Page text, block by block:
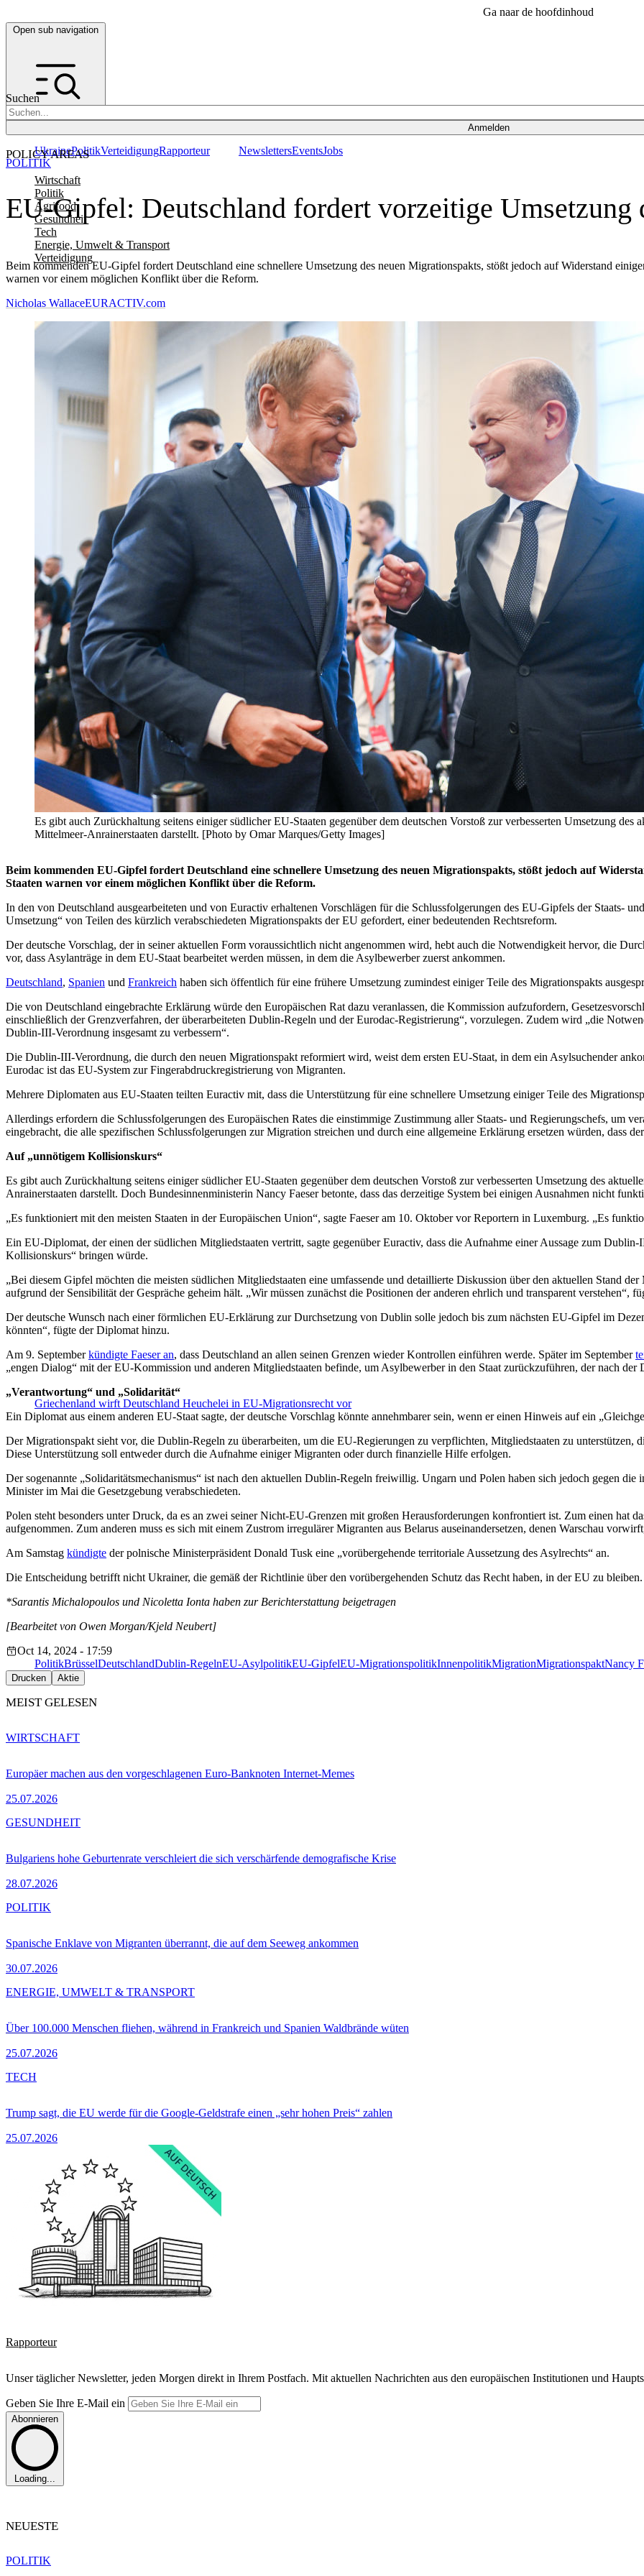
Ga naar de hoofdinhoud
Open sub navigation
Suchen
Anmelden
POLICY AREAS
Wirtschaft
Politik
Agrifood
Gesundheit
Tech
Energie, Umwelt & Transport
Verteidigung
UkrainePolitikVerteidigungRapporteur NewslettersEventsJobs
EU-Gipfel: Deutschland fordert vorzeitige Umsetzung
Beim kommenden EU-Gipfel fordert Deutschland eine schnellere Umsetzung des neuen Migrationspakts, stößt jedoch auf Widerstand
warnen vor einem möglichen Konflikt über die Reform.
POLITIK
Nicholas WallaceEURACTIV.com
Es gibt auch Zurückhaltung seitens einiger südlicher EU-Staaten gegenüber dem deutschen Vorstoß zur verbesserten Umsetzung
Mittelmeer-Anrainerstaaten darstellt. [Photo by Omar Marques/Getty Images]
Beim kommenden EU-Gipfel fordert Deutschland eine schnellere Umsetzung des neuen Migrationspakts, stößt jedoch auf
Staaten warnen vor einem möglichen Konflikt über die Reform.
In den von Deutschland ausgearbeiteten und von Euractiv erhaltenen Vorschlägen für die Schlussfolgerungen des EU-Gipfels der Staats-
Umsetzung“ von Teilen des kürzlich verabschiedeten Migrationspakts der EU gefordert, einer bedeutenden Rechtsreform.
Der deutsche Vorschlag, der in seiner aktuellen Form voraussichtlich nicht angenommen wird, hebt auch die Notwendigkeit hervor, die
vor, dass Asylanträge in dem EU-Staat bearbeitet werden müssen, in dem die Asylbewerber zuerst ankommen.
Deutschland, Spanien und Frankreich haben sich öffentlich für eine frühere Umsetzung zumindest einiger Teile des Migrationspakts
Die von Deutschland eingebrachte Erklärung würde den Europäischen Rat dazu veranlassen, die Kommission aufzufordern,
einschließlich der Grenzverfahren, der überarbeiteten Dublin-Regeln und der Eurodac-Registrierung“, vorzulegen. Zudem wird „die
Dublin-III-Verordnung insgesamt zu verbessern“.
Die Dublin-III-Verordnung, die durch den neuen Migrationspakt reformiert wird, weist dem ersten EU-Staat, in dem ein Asylsuchender
Eurodac ist das EU-System zur Fingerabdruckregistrierung von Migranten.
Mehrere Diplomaten aus EU-Staaten teilten Euractiv mit, dass die Unterstützung für eine schnellere Umsetzung einiger Teile des
Allerdings erfordern die Schlussfolgerungen des Europäischen Rates die einstimmige Zustimmung aller Staats- und Regierungschefs, um
eingebracht, die alle spezifischen Schlussfolgerungen zur Migration streichen und durch eine allgemeine Erklärung ersetzen würden, dass
Auf „unnötigem Kollisionskurs“
Es gibt auch Zurückhaltung seitens einiger südlicher EU-Staaten gegenüber dem deutschen Vorstoß zur verbesserten Umsetzung des
Anrainerstaaten darstellt. Doch Bundesinnenministerin Nancy Faeser betonte, dass das derzeitige System bei einigen Ausnahmen nicht
„Es funktioniert mit den meisten Staaten in der Europäischen Union“, sagte Faeser am 10. Oktober vor Reportern in Luxemburg. „Es
Ein EU-Diplomat, der einen der südlichen Mitgliedstaaten vertritt, sagte gegenüber Euractiv, dass die Aufnahme einer Aussage zum
Kollisionskurs“ bringen würde.
„Bei diesem Gipfel möchten die meisten südlichen Mitgliedstaaten eine umfassende und detaillierte Diskussion über den aktuellen Stand
aufgrund der Sensibilität der Gespräche geheim hält. „Wir müssen zunächst die Positionen der anderen ehrlich und transparent verstehen“,
Der deutsche Wunsch nach einer förmlichen EU-Erklärung zur Durchsetzung von Dublin solle jedoch bis zum nächsten EU-Gipfel im
könnten“, fügte der Diplomat hinzu.
Am 9. Septemberkündigte Faeser an, dass Deutschland an allen seinen Grenzen wieder Kontrollen einführen werde. Später im September
„engen Dialog“ mit der EU-Kommission und anderen Mitgliedstaaten befinde, um Asylbewerber in den Staat zurückzuführen, der nach
Griechenland wirft Deutschland Heuchelei in EU-Migrationsrecht vor
„Verantwortung“ und „Solidarität“
Ein Diplomat aus einem anderen EU-Staat sagte, der deutsche Vorschlag könnte annehmbarer sein, wenn er einen Hinweis auf ein
Der Migrationspakt sieht vor, die Dublin-Regeln zu überarbeiten, um die EU-Regierungen zu verpflichten, Mitgliedstaaten zu unterstützen,
Diese Unterstützung soll entweder durch die Aufnahme einiger Migranten oder durch finanzielle Hilfe erfolgen.
Der sogenannte „Solidaritätsmechanismus“ ist nach den aktuellen Dublin-Regeln freiwillig. Ungarn und Polen haben sich jedoch gegen
Minister im Mai die Gesetzgebung verabschiedeten.
Polen steht besonders unter Druck, da es an zwei seiner Nicht-EU-Grenzen mit großen Herausforderungen konfrontiert ist. Zum einen hat
aufgenommen. Zum anderen muss es sich mit einem Zustrom irregulärer Migranten aus Belarus auseinandersetzen, denen Warschau
Am Samstag kündigte der polnische Ministerpräsident Donald Tusk eine „vorübergehende territoriale Aussetzung des Asylrechts“ an.
Die Entscheidung betrifft nicht Ukrainer, die gemäß der Richtlinie über den vorübergehenden Schutz das Recht haben, in der EU zu bleiben.
*Sarantis Michalopoulos und Nicoletta Ionta haben zur Berichterstattung beigetragen
[Bearbeitet von Owen Morgan/Kjeld Neubert]
Oct 14, 2024 - 17:59
PolitikBrüsselDeutschlandDublin-RegelnEU-AsylpolitikEU-GipfelEU-MigrationspolitikInnenpolitikMigrationMigrationspaktNancy
Drucken Aktie
MEIST GELESEN
Europäer machen aus den vorgeschlagenen Euro-Banknoten Internet-Memes
25.07.2026
WIRTSCHAFT
Bulgariens hohe Geburtenrate verschleiert die sich verschärfende demografische Krise
28.07.2026
GESUNDHEIT
Spanische Enklave von Migranten überrannt, die auf dem Seeweg ankommen
30.07.2026
POLITIK
Über 100.000 Menschen fliehen, während in Frankreich und Spanien Waldbrände wüten
25.07.2026
ENERGIE, UMWELT & TRANSPORT
Trump sagt, die EU werde für die Google-Geldstrafe einen „sehr hohen Preis“ zahlen
25.07.2026
TECH
Rapporteur
Unser täglicher Newsletter, jeden Morgen direkt in Ihrem Postfach. Mit aktuellen Nachrichten aus den europäischen Institutionen und
Geben Sie Ihre E-Mail ein
Abonnieren
Loading...
NEUESTE
POLITIK